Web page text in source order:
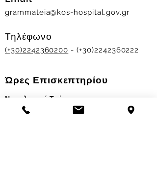
grammateia@kos-hospital.gov.gr
Τηλέφωνο
(+30)2242360200 - (+30)2242360222
Ώρες Επισκεπτηρίου
Νοσηλευτικά Τμήματα
Χειμερινό ωράριο: 11.00-13.00
17.30-19.30